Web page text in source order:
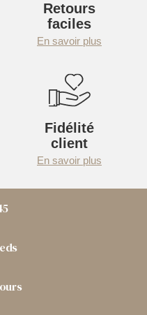
Retours
faciles
En savoir plus
Fidélité
client
En savoir plus